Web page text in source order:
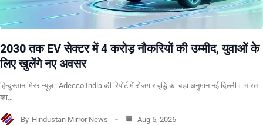
2030 तक EV सेक्टर में 4 करोड़ नौकरियों की उम्मीद, युवाओं के
लिए खुलेंगे नए अवसर
हिन्दुस्तान मिरर न्यूज़ : Adecco India की रिपोर्ट में रोजगार वृद्धि का बड़ा अनुमान नई दिल्ली। भारत
का…
By Hindustan Mirror News Aug 5, 2026